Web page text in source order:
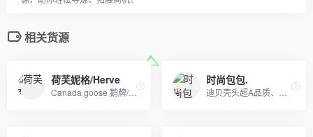
相关货源
荷芙妮格/Herve
Canada goose 鹅牌/ Moncler蒙口羽绒服 冠军 耐克 阿迪及其潮牌运动服
时尚包包.